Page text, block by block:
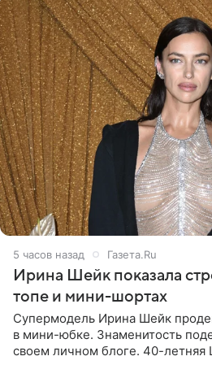
5 часов назад Газета.Ru
Ирина Шейк показала
топе и мини-шортах
Супермодель Ирина Шейк
в мини-юбке. Знаменитость
своем личном блоге. 40-летняя